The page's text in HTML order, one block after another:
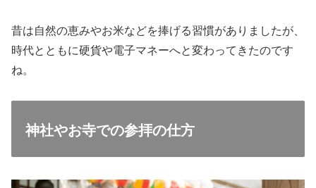
昔は自然の恵みやお米などを捧げる習慣がありましたが、
時代とともに硬貨や電子マネーへと変わってきたのです
ね。
神社やお寺での参拝の仕方